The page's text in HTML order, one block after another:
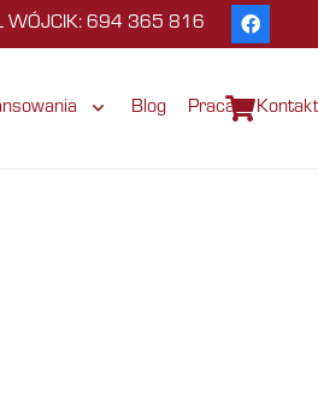
WÓJCIK: 694 365 816
Blog Praca Kontakt